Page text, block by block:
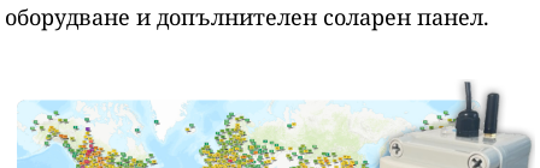
оборудване и допълнителен соларен панел.